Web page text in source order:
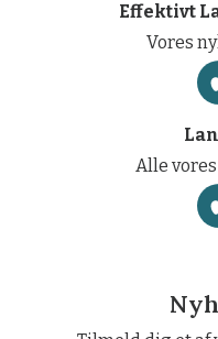
Effektivt
Vores
Alle